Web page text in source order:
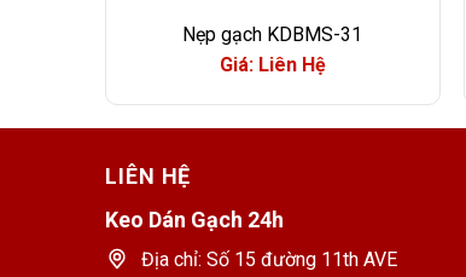
Nẹp gạch KDBMS-31
Giá: Liên Hệ
LIÊN HỆ
Keo Dán Gạch 24h
Địa chỉ: Số 15 đường 11th AVE